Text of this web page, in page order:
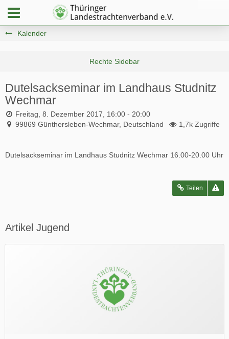
Kalender
Dutelsackseminar im Landhaus Studnitz
Wechmar
Freitag, 8. Dezember 2017, 16:00 - 20:00
99869 Günthersleben-Wechmar, Deutschland
1,7k Zugriffe
Dutelsackseminar im Landhaus Studnitz Wechmar 16.00-20.00 Uhr
Teilen
Artikel Jugend